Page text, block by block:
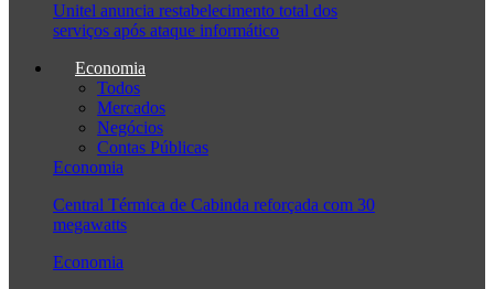
Unitel anuncia restabelecimento total dos
serviços após ataque informático
Economia
Todos
Mercados
Negócios
Contas Públicas
Economia
Central Térmica de Cabinda reforçada com 30
megawatts
Economia